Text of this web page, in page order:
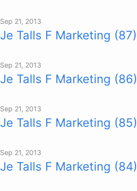
Sep 21, 2013
Je Talls F Marketing (87)
Sep 21, 2013
Je Talls F Marketing (86)
Sep 21, 2013
Je Talls F Marketing (85)
Sep 21, 2013
Je Talls F Marketing (84)